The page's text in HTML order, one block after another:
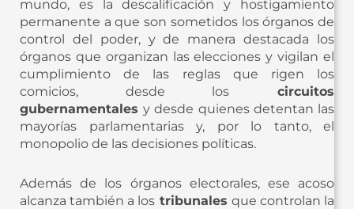
mundo, es la descalificación y hostigamiento
permanente a que son sometidos los órganos de
control del poder, y de manera destacada los
órganos que organizan las elecciones y vigilan el
cumplimiento de las reglas que rigen los
comicios, desde los circuitos
gubernamentalesy desde quienes detentan las
mayorías parlamentarias y, por lo tanto, el
monopolio de las decisiones políticas.
Además de los órganos electorales, ese acoso
alcanza también a los tribunales que controlan la